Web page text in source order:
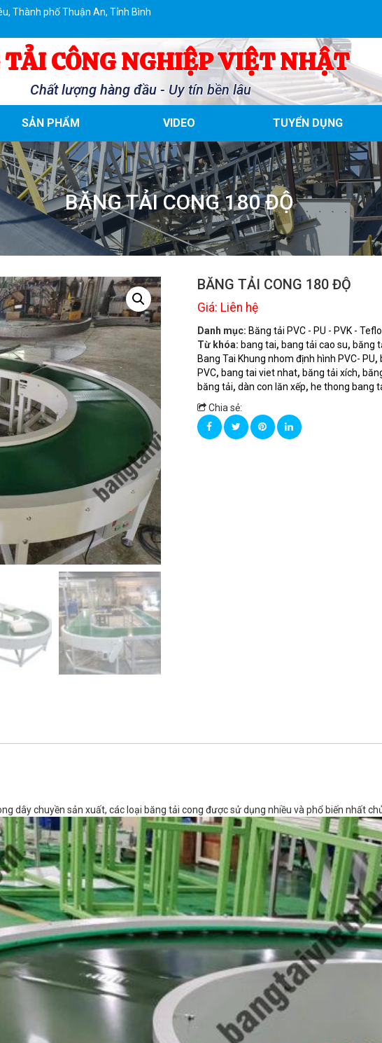
Thành phố Thuận An, Tỉnh Bình
CÔNG NGHIỆP VIỆT NHẬT
Chất lượng hàng đầu - Uy tín bền lâu
SẢN PHẨM VIDEO TUYỂN DỤNG
BĂNG TẢI CONG 180 ĐỘ
BĂNG TẢI CONG 180 ĐỘ
Giá: Liên hệ
Danh mục: Băng tải PVC - PU - PVK -
Từ khóa: bang tai, bang tải cao su, băng
Bang Tai Khung nhom định hình PVC- PU,
PVC, bang tai viet nhat, băng tải xích,
băng tải, dàn con lăn xếp, he thong bang
Chia sẻ:
dây chuyền sản xuất, các loại băng tải cong được sử dụng nhiều và phổ biến nhất